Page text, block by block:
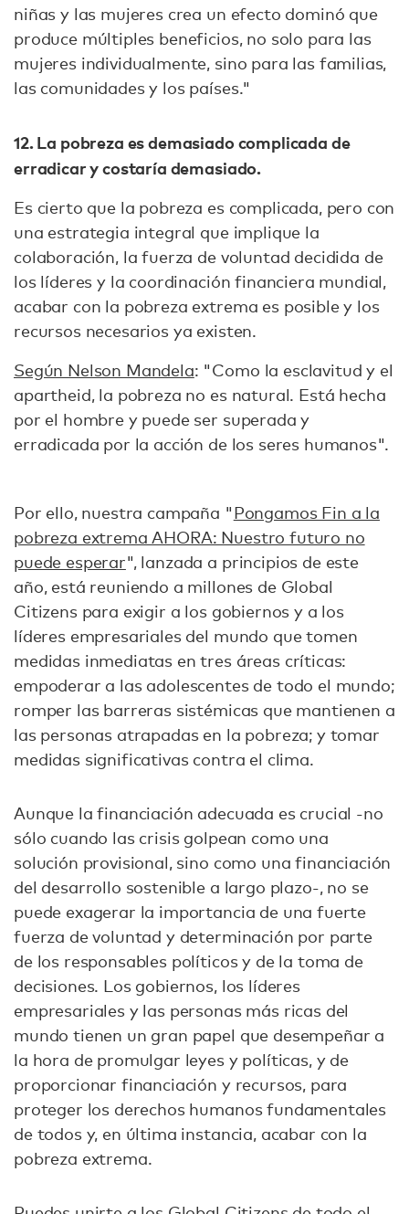
niñas y las mujeres crea un efecto dominó que
produce múltiples beneficios, no solo para las
mujeres individualmente, sino para las familias,
las comunidades y los países."
12. La pobreza es demasiado complicada de
erradicar y costaría demasiado.
Es cierto que la pobreza es complicada, pero con
una estrategia integral que implique la
colaboración, la fuerza de voluntad decidida de
los líderes y la coordinación financiera mundial,
acabar con la pobreza extrema es posible y los
recursos necesarios ya existen.
Según Nelson Mandela: "Como la esclavitud y el
apartheid, la pobreza no es natural. Está hecha
por el hombre y puede ser superada y
erradicada por la acción de los seres humanos".
Por ello, nuestra campaña "Pongamos Fin a la
pobreza extrema AHORA: Nuestro futuro no
puede esperar", lanzada a principios de este
año, está reuniendo a millones de Global
Citizens para exigir a los gobiernos y a los
líderes empresariales del mundo que tomen
medidas inmediatas en tres áreas críticas:
empoderar a las adolescentes de todo el mundo;
romper las barreras sistémicas que mantienen a
las personas atrapadas en la pobreza; y tomar
medidas significativas contra el clima.
Aunque la financiación adecuada es crucial -no
sólo cuando las crisis golpean como una
solución provisional, sino como una financiación
del desarrollo sostenible a largo plazo-, no se
puede exagerar la importancia de una fuerte
fuerza de voluntad y determinación por parte
de los responsables políticos y de la toma de
decisiones. Los gobiernos, los líderes
empresariales y las personas más ricas del
mundo tienen un gran papel que desempeñar a
la hora de promulgar leyes y políticas, y de
proporcionar financiación y recursos, para
proteger los derechos humanos fundamentales
de todos y, en última instancia, acabar con la
pobreza extrema.